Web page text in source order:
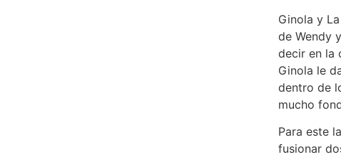
Ginola y
de Wendy
decir en la
Ginola le
dentro de
mucho
Para este
fusionar